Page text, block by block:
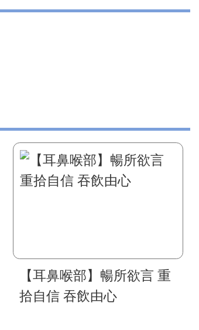
【耳鼻喉部】暢所欲言 重
拾自信 吞飲由心